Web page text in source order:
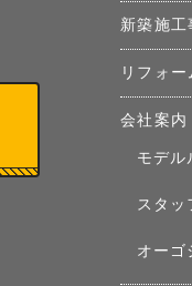
新築施工
リフォー
会社案内
モデル
スタッ
オーゴ